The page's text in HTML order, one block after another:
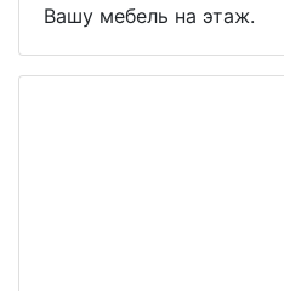
Вашу мебель на этаж.